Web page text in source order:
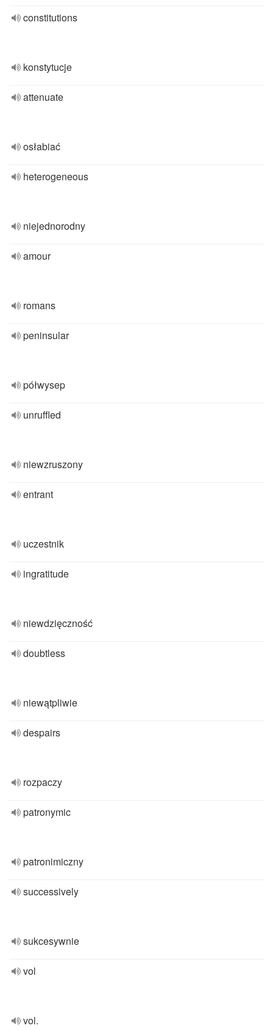
constitutions
konstytucje
attenuate
osłabiać
heterogeneous
niejednorodny
amour
romans
peninsular
półwysep
unruffled
niewzruszony
entrant
uczestnik
ingratitude
niewdzięczność
doubtless
niewątpliwie
despairs
rozpaczy
patronymic
patronimiczny
successively
sukcesywnie
vol
vol.